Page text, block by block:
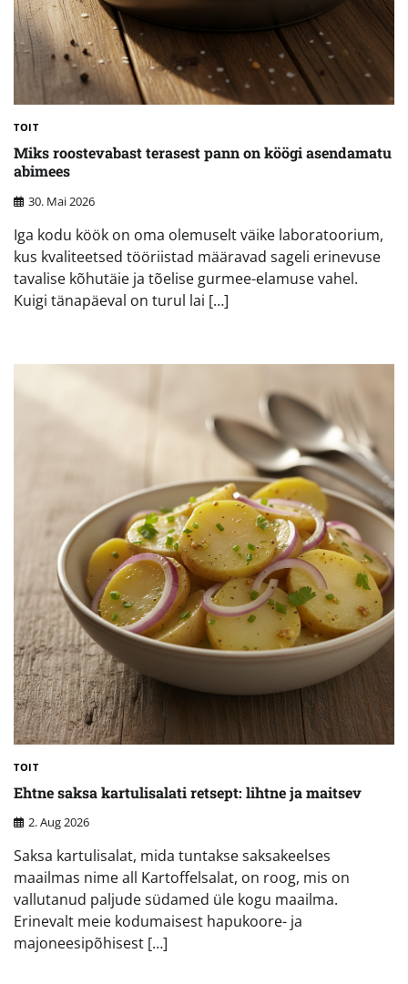
TOIT
Miks roostevabast terasest pann on köögi asendamatu
abimees
30. Mai 2026
Iga kodu köök on oma olemuselt väike laboratoorium,
kus kvaliteetsed tööriistad määravad sageli erinevuse
tavalise kõhutäie ja tõelise gurmee-elamuse vahel.
Kuigi tänapäeval on turul lai […]
TOIT
Ehtne saksa kartulisalati retsept: lihtne ja maitsev
2. Aug 2026
Saksa kartulisalat, mida tuntakse saksakeelses
maailmas nime all Kartoffelsalat, on roog, mis on
vallutanud paljude südamed üle kogu maailma.
Erinevalt meie kodumaisest hapukoore- ja
majoneesipõhisest […]